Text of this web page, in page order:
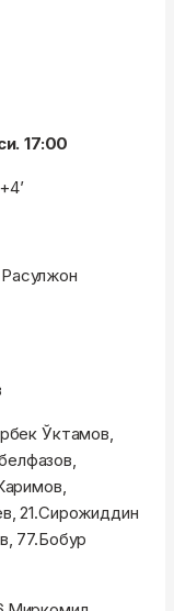
17:00
Ўктамов,
21.Сирожиддин
77.Бобур